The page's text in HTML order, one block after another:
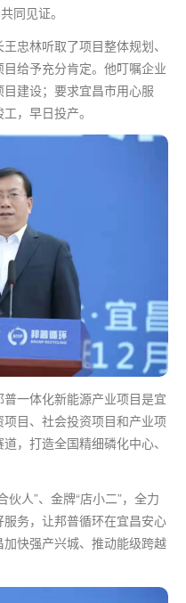
同见证。
忠林听取了项目整体规划、
给予充分肯定。他叮嘱企业
建设；要求宜昌市用心服
，早日投产。
一体化新能源产业项目是宜
项目、社会投资项目和产业项
，打造全国精细磷化中心、
伙人”、金牌“店小二”，全力
服务，让邦普循环在宜昌安心
快强产兴城、推动能级跨越